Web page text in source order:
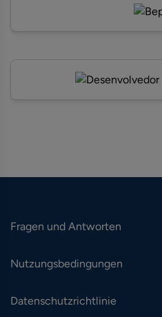
Fragen und Antworten
Nutzungsbedingungen
Datenschutzrichtlinie